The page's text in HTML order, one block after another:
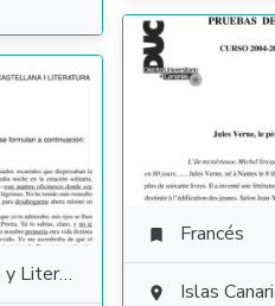
 Francés
 Islas